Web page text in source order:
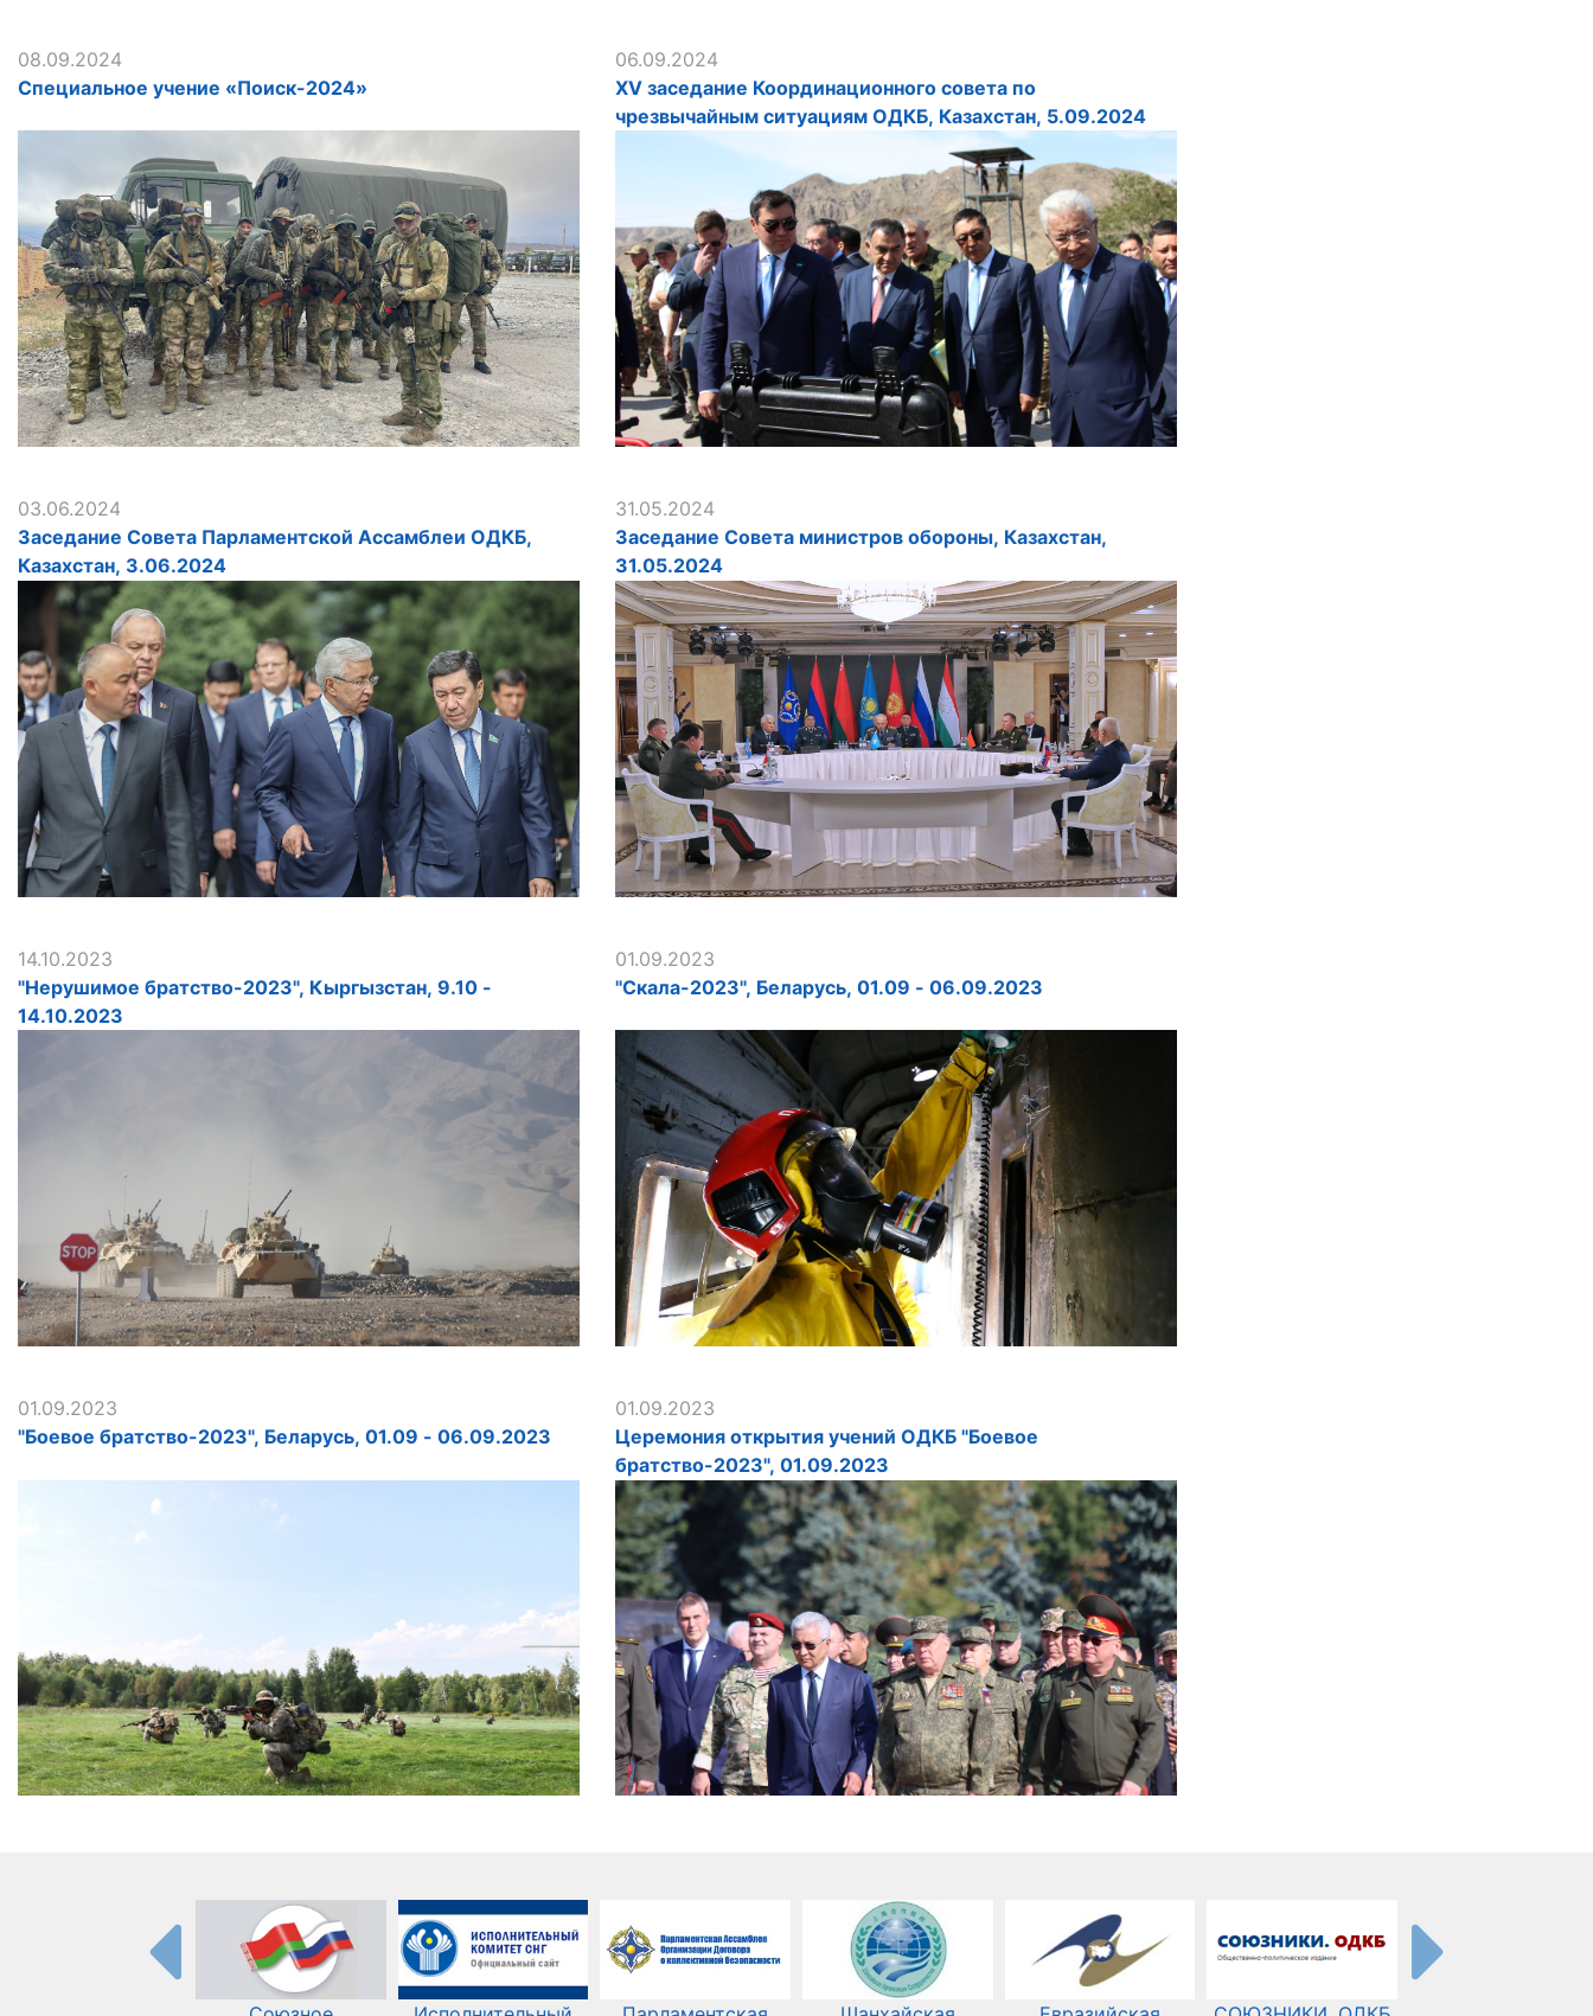
08.09.2024
Специальное учение «Поиск-2024»
06.09.2024
XV заседание Координационного совета по
чрезвычайным ситуациям ОДКБ, Казахстан, 5.09.2024
03.06.2024
Заседание Совета Парламентской Ассамблеи ОДКБ,
Казахстан, 3.06.2024
31.05.2024
Заседание Совета министров обороны, Казахстан,
31.05.2024
14.10.2023
"Нерушимое братство-2023", Кыргызстан, 9.10 -
14.10.2023
01.09.2023
"Скала-2023", Беларусь, 01.09 - 06.09.2023
01.09.2023
"Боевое братство-2023", Беларусь, 01.09 - 06.09.2023
01.09.2023
Церемония открытия учений ОДКБ "Боевое
братство-2023", 01.09.2023